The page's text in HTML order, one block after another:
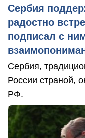
Сербия
радостно
подписал с
Сербия,
России страной,
РФ.